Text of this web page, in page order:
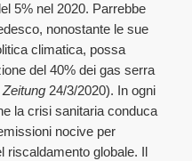
5% nel 2020. Parrebbe
nonostante le sue
climatica, possa
del 40% dei gas serra
24/3/2020). In ogni
la crisi sanitaria conduca
nocive per
riscaldamento globale. Il